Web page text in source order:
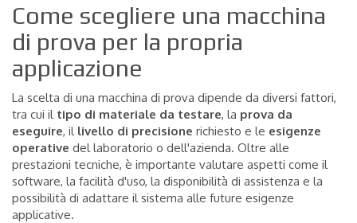
Come scegliere una macchina
di prova per la propria
applicazione
La scelta di una macchina di prova dipende da diversi fattori,
tra cui il tipo di materiale da testare, la prova da
eseguire, il livello di precisione richiesto e le esigenze
operative del laboratorio o dell'azienda. Oltre alle
prestazioni tecniche, è importante valutare aspetti come il
software, la facilità d'uso, la disponibilità di assistenza e la
possibilità di adattare il sistema alle future esigenze
applicative.